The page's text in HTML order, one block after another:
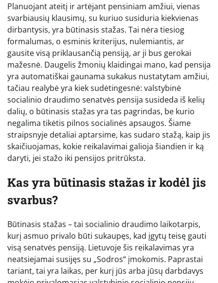
Planuojant ateitį ir artėjant pensiniam amžiui, vienas
svarbiausių klausimų, su kuriuo susiduria kiekvienas
dirbantysis, yra būtinasis stažas. Tai nėra tiesiog
formalumas, o esminis kriterijus, nulemiantis, ar
gausite visą priklausančią pensiją, ar ji bus gerokai
mažesnė. Daugelis žmonių klaidingai mano, kad pensija
yra automatiškai gaunama sukakus nustatytam amžiui,
tačiau realybė yra kiek sudėtingesnė: valstybinė
socialinio draudimo senatvės pensija susideda iš kelių
dalių, o būtinasis stažas yra tas pagrindas, be kurio
negalima tikėtis pilnos socialinės apsaugos. Šiame
straipsnyje detaliai aptarsime, kas sudaro stažą, kaip jis
skaičiuojamas, kokie reikalavimai galioja šiandien ir ką
daryti, jei stažo iki pensijos pritrūksta.
Kas yra būtinasis stažas ir kodėl jis
svarbus?
Būtinasis stažas – tai socialinio draudimo laikotarpis,
kurį asmuo privalo būti sukaupęs, kad įgytų teisę gauti
visą senatvės pensiją. Lietuvoje šis reikalavimas yra
neatsiejamai susijęs su „Sodros“ įmokomis. Paprastai
tariant, tai yra laikas, per kurį jūs arba jūsų darbdavys